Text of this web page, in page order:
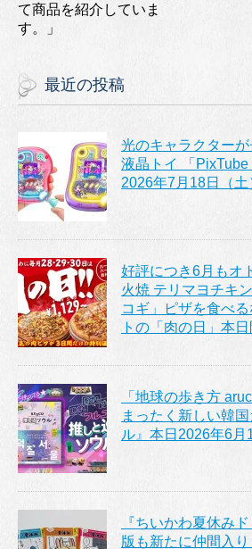
て商品を紹介していま
す。」
最近の投稿
光のキャラクター
液晶トイ 「PixTube
2026年7月18日（土
好評につき6月もオ
火焼 テリマヨチキ
コギ」ピザを食べ
トの「肉の日」本日
「地球の歩き方
まったく新しい韓
ル』本日2026年6月
『ちいかわ夏休み
版も新たに仲間入